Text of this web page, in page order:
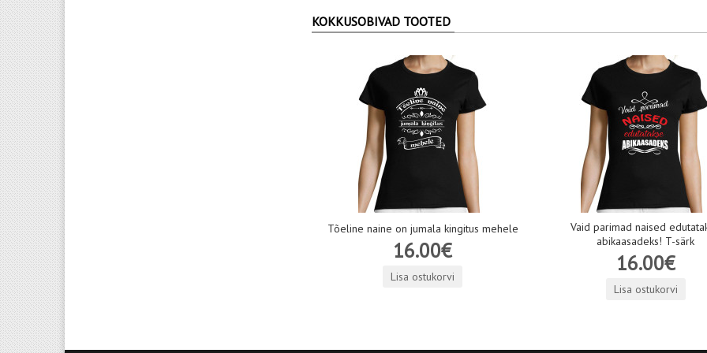
KOKKUSOBIVAD TOOTED
Tõeline naine on jumala kingitus mehele
16.00€
Lisa ostukorvi
Vaid parimad naised
abikaasadeks! T-särk
16.00€
Lisa ostukorvi